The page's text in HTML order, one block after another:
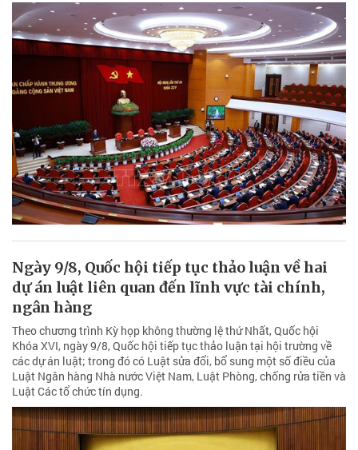
Ngày 9/8, Quốc hội tiếp tục thảo luận về hai
dự án luật liên quan đến lĩnh vực tài chính,
ngân hàng
Theo chương trình Kỳ họp không thường lệ thứ Nhất, Quốc hội
Khóa XVI, ngày 9/8, Quốc hội tiếp tục thảo luận tại hội trường về
các dự án luật; trong đó có Luật sửa đổi, bổ sung một số điều của
Luật Ngân hàng Nhà nước Việt Nam, Luật Phòng, chống rửa tiền và
Luật Các tổ chức tín dụng.